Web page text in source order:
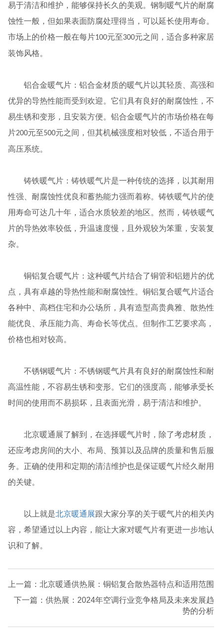
易于清洁和维护，能够保持长久的美观。钢制暖气片的耐腐
蚀性一般，但如果表面防腐处理得当，可以延长使用寿命。
市场上的价格一般在每片100元至300元之间，适合多种家居
装饰风格。
铝合金暖气片：铝合金材质的暖气片以其轻质、高强和
优异的导热性能而受到欢迎。它们具有良好的耐腐蚀性，不
易生锈和变形，且安装方便。铝合金暖气片的市场价格在每
片200元至500元之间，但其机械强度相对较低，不适合用于
高压系统。
铸铁暖气片：铸铁暖气片是一种传统的选择，以其耐用
性强、耐腐蚀性优良和蓄热能力强而着称。铸铁暖气片的使
用寿命可达几十年，适合水质较差的地区。然而，铸铁暖气
片的导热效率较低，升温速度慢，且外观较为笨重，安装复
杂。
铜铝复合暖气片：这种暖气片结合了铜管和铝翅片的优
点，具有卓越的导热性能和耐腐蚀性。铜铝复合暖气片适合
各种中、高档住宅和办公场所，具有造型高贵典雅、散热性
能优良、承压能力高、寿命长等优点。但制作工艺要求高，
价格也相对较高。
不锈钢暖气片：不锈钢暖气片具有良好的耐腐蚀性和耐
高温性能，不容易生锈和变形。它们的强度高，能够承受长
时间的使用而不易损坏，且表面光滑，易于清洁和维护。
北京暖通展了解到，在选择暖气片时，除了考虑材质，
还应考虑房间的大小、布局、预算以及品牌的质量和售后服
务。正确的使用和定期的清洁维护也是保证暖气片经久耐用
的关键。
以上就是北京暖通展跟大家分享的关于暖气片的相关内
容，希望通过以上内容，能让大家对暖气片有更进一步地认
识和了解。
上一篇：北京暖通供热展：铜铝复合散热器特点和适用范围
下一篇：供热展：2024年空调行业竞争格局及未来发展趋
势的分析